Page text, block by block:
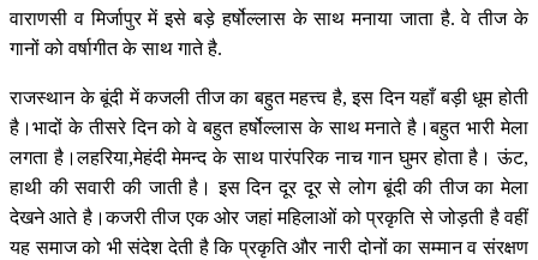
वाराणसी व मिर्जापुर में इसे बड़े हर्षोल्लास के साथ मनाया जाता है. वे तीज के
गानों को वर्षागीत के साथ गाते है.
राजस्थान के बूंदी में कजली तीज का बहुत महत्त्व है, इस दिन यहाँ बड़ी धूम होती
है।भादों के तीसरे दिन को वे बहुत हर्षोल्लास के साथ मनाते है।बहुत भारी मेला
लगता है।लहरिया,मेहंदी मेमन्द के साथ पारंपरिक नाच गान घुमर होता है। ऊंट,
हाथी की सवारी की जाती है। इस दिन दूर दूर से लोग बूंदी की तीज का मेला
देखने आते है।कजरी तीज एक ओर जहां महिलाओं को प्रकृति से जोड़ती है वहीं
यह समाज को भी संदेश देती है कि प्रकृति और नारी दोनों का सम्मान व संरक्षण